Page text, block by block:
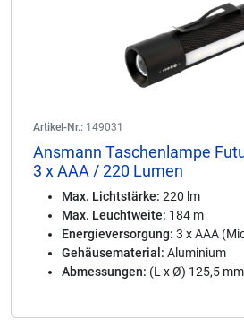
Artikel-Nr.: 149031
Ansmann Taschenlampe
3 x AAA / 220 Lumen
Max. Lichtstärke: 220 lm
Max. Leuchtweite: 184 m
Energieversorgung: 3 x AAA
Gehäusematerial: Aluminium
Abmessungen: (L x Ø) 125,5